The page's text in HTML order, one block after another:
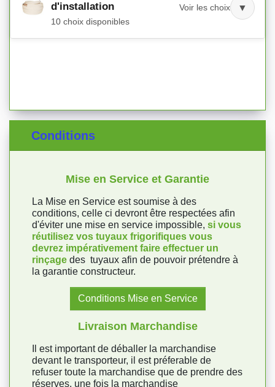
d'installation
10 choix disponibles
Voir les choix ▼
Conditions
Mise en Service et Garantie
La Mise en Service est soumise à des
conditions, celle ci devront être respectées afin
d'éviter une mise en service impossible, si vous
réutilisez vos tuyaux frigorifiques vous
devrez impérativement faire effectuer un
rinçage des tuyaux afin de pouvoir prétendre à
la garantie constructeur.
Conditions Mise en Service
Livraison Marchandise
Il est important de déballer la marchandise
devant le transporteur, il est préferable de
refuser toute la marchandise que de prendre des
réserves, une fois la marchandise